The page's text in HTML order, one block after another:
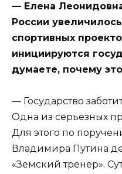
— Елена
России
спортивных
инициируются
думаете, почему
— Государство
Одна из серьезных
Для этого по
Владимира Путина
«Земский тренер».